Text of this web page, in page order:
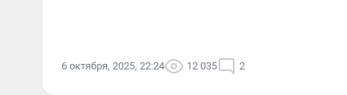
6 октября, 2025, 22:24 12 035 2